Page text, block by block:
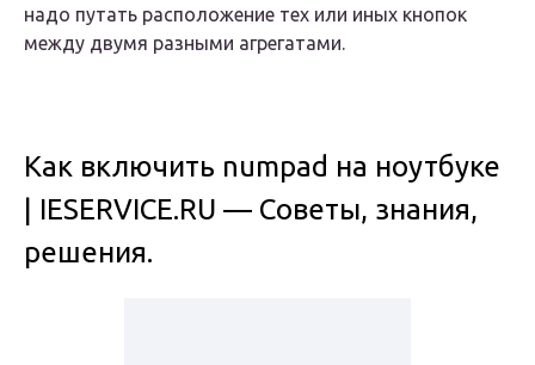
надо путать расположение тех или иных кнопок
между двумя разными агрегатами.
Как включить numpad на ноутбуке
| IESERVICE.RU — Советы, знания,
решения.